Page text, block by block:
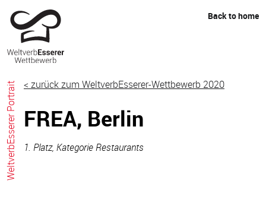
content
Back to home
WeltverbEsserer Portrait < zurück zum WeltverbEsserer-Wettbewerb 2020
FREA, Berlin
1. Platz, Kategorie Restaurants